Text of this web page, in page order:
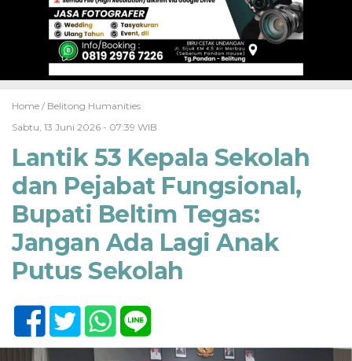
Home / Belitong Humanities
Sabtu, 13 Juni 2026 - 07:39 WIB
Lantik 53 Kepala Sekolah
dan Pejabat Fungsional,
Bupati Beltim Tegas:
Jangan Ada Lagi Anak
Putus Sekolah